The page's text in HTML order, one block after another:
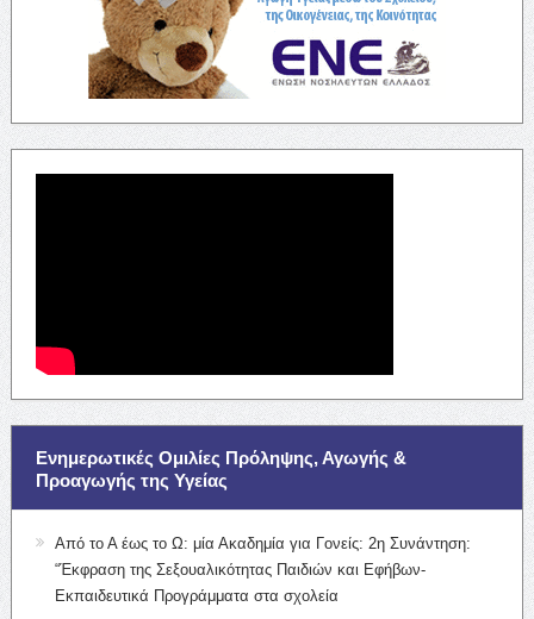
Ενημερωτικές Ομιλίες Πρόληψης, Αγωγής &
Προαγωγής της Υγείας
Από το Α έως το Ω: μία Ακαδημία για Γονείς: 2η Συνάντηση:
“Έκφραση της Σεξουαλικότητας Παιδιών και Εφήβων-
Εκπαιδευτικά Προγράμματα στα σχολεία